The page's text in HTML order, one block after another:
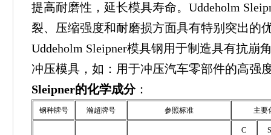
提高耐磨性，延长模具寿命。Uddeholm
裂、压缩强度和耐磨损方面具有特别突出的
Uddeholm Sleipner模具钢用于制造具有抗崩
冲压模具，如：用于冲压汽车零部件的高强
Sleipner的化学成分：
钢种牌号 瀚超牌号 参照标准 主要
C